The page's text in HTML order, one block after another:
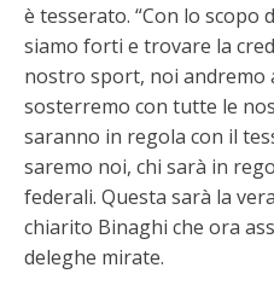
è tesserato. “Con lo scopo
siamo forti e trovare la
nostro sport, noi andremo
sosterremo con tutte le
saranno in regola con il
saremo noi, chi sarà in
federali. Questa sarà la
chiarito Binaghi che ora
deleghe mirate.